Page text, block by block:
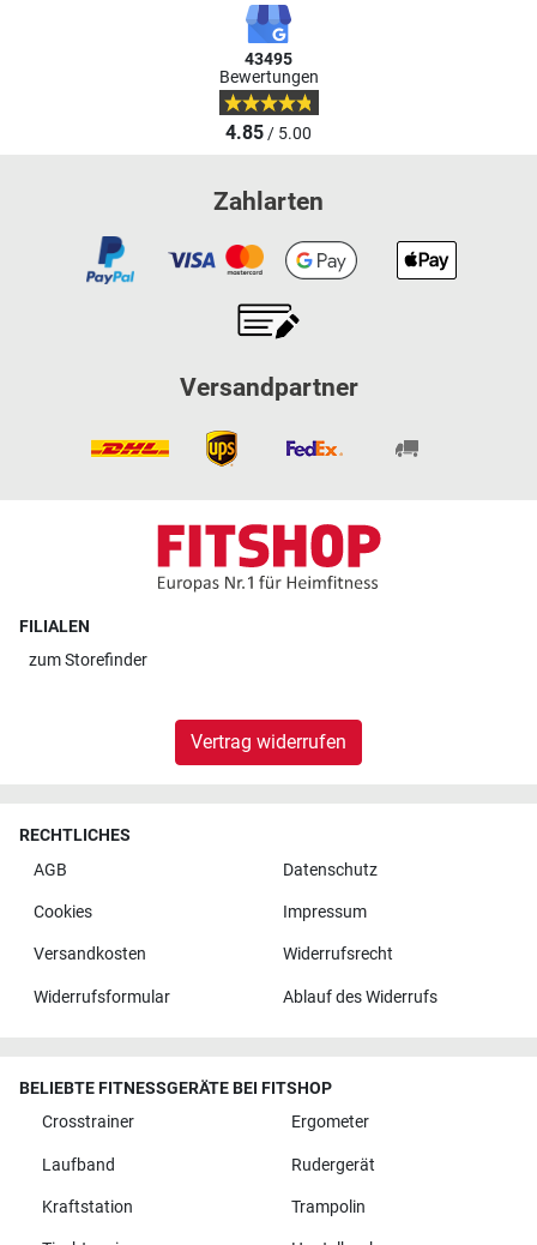
43495
Bewertungen
4.85/ 5.00
Zahlarten
Versandpartner
FILIALEN
zumStorefinder
Vertrag widerrufen
RECHTLICHES
AGB
Datenschutz
Cookies Impressum
Versandkosten Widerrufsrecht
Widerrufsformular Ablauf des Widerrufs
BELIEBTE FITNESSGERÄTE BEI FITSHOP
Crosstrainer
Ergometer
Laufband Rudergerät
Kraftstation Trampolin